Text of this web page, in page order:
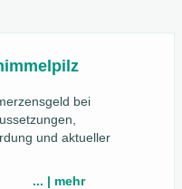
bei
und aktueller
... | mehr